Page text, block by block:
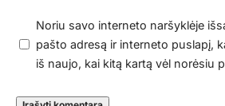
Noriu savo interneto naršyklėje
pašto adresą ir interneto puslapį,
iš naujo, kai kitą kartą vėl norėsiu